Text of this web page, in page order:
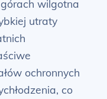
wilgotna
utraty
ochronnych
co